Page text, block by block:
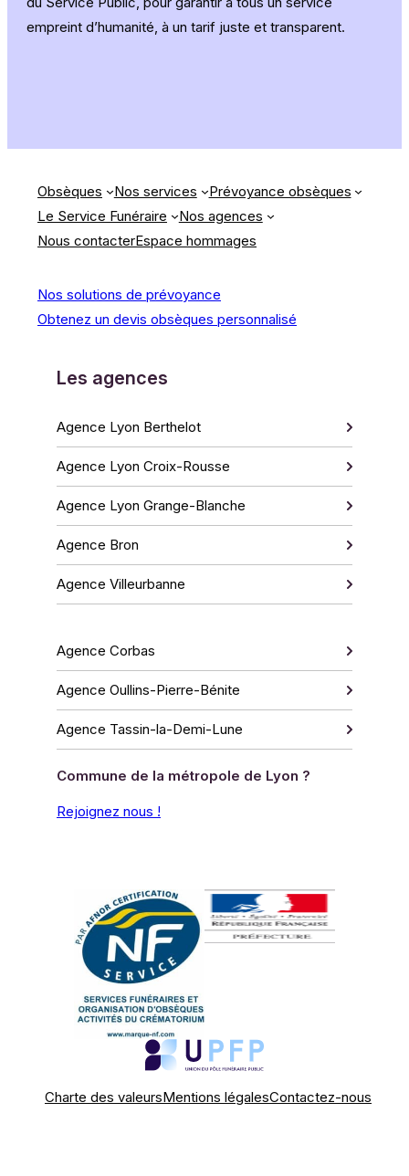
empreint d’humanité, à un tarif juste et transparent.
Obsèques Nos services
Prévoyance obsèques
Le Service Funéraire
Nos agences
Nous contacterEspace hommages
Nos solutions de prévoyance
Obtenez un devis obsèques personnalisé
Les agences
Agence Lyon Berthelot
Agence Lyon Croix-Rousse
Agence Lyon Grange-Blanche
Agence Bron
Agence Villeurbanne
Agence Corbas
Agence Oullins-Pierre-Bénite
Agence Tassin-la-Demi-Lune
Commune de la métropole de Lyon ?
Rejoignez nous !
Charte des valeursMentions légalesContactez-nous